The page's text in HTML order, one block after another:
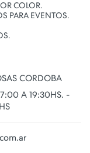
COLOR.
PARA EVENTOS.
CORDOBA
A 19:30HS. -